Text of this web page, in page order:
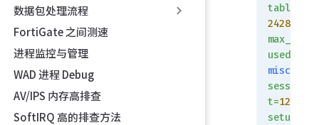
数据包处理流程
FortiGate 之间测速
进程监控与管理
WAD 进程 Debug
AV/IPS 内存高排查
SoftIRQ 高的排查方法
24288
used=
misc
t=127